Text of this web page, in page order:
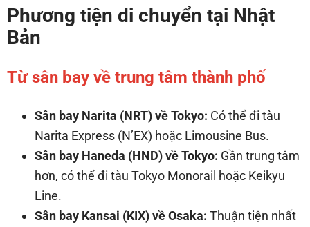
Phương tiện di chuyển tại Nhật
Bản
Từ sân bay về trung tâm thành phố
Sân bay Narita (NRT) về Tokyo: Có thể đi tàu
Narita Express (N’EX) hoặc Limousine Bus.
Sân bay Haneda (HND) về Tokyo: Gần trung tâm
hơn, có thể đi tàu Tokyo Monorail hoặc Keikyu
Line.
Sân bay Kansai (KIX) về Osaka: Thuận tiện nhất